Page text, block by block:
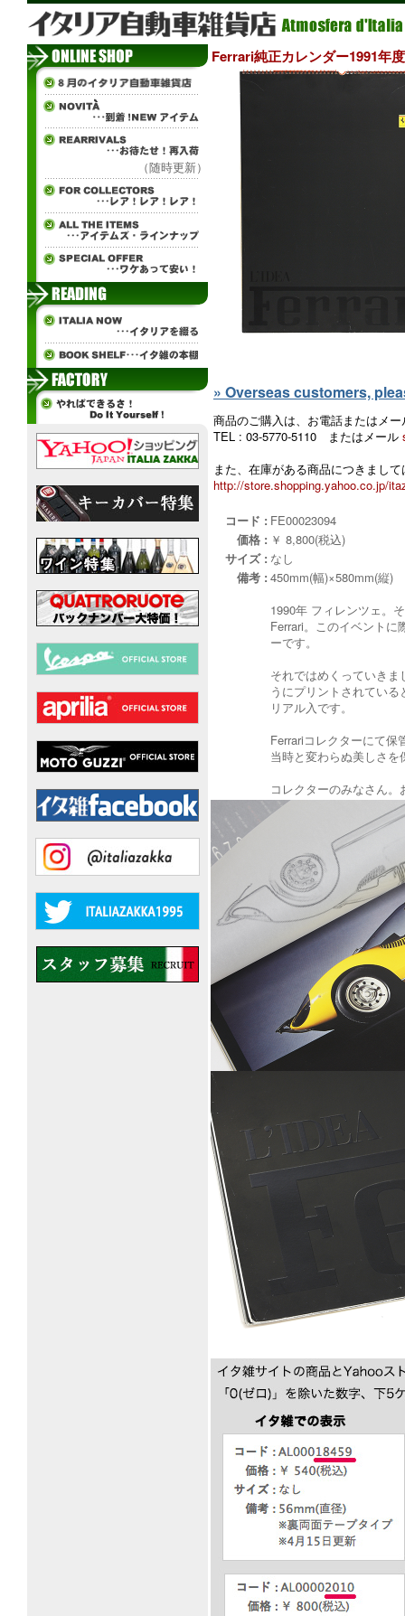
（随時更新）
Ferrari純正カレンダー1991年
» Overseas customers,
商品のご購入は、お電話またはメ
TEL : 03-5770-5110 またはメール
また、在庫がある商品につきまし
http://store.shopping.yahoo.co.jp/
コード : FE00023094
価格 : ￥ 8,800(税込)
サイズ : なし
備考 : 450mm(幅)×580mm(縦)
1990年 フィレンツェ。
Ferrari。このイベント
ーです。
それではめくっていき
うにプリントされてい
リアル入です。
Ferrariコレクターにて保
当時と変わらぬ美しさを
コレクターのみなさん。